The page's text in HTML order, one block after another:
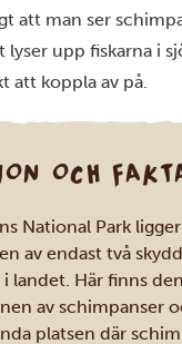
att man ser
lyser upp fiskarna i
att koppla av på.
OCH
National Park
av endast två
landet. Här finns
av schimpanser
platsen där